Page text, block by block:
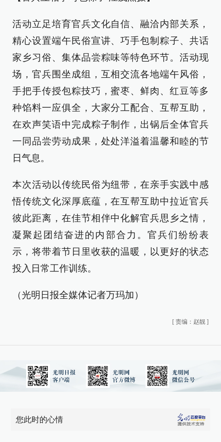
活动立足培育官兵文化自信、融洽内部关系，
精心设置端午民俗宣讲、巧手包制粽子、共话
家乡习俗、集体品尝粽味等特色环节。活动现
场，官兵围坐成组，互相交流各地端午风俗，
手把手传授包粽技巧，蜜枣、鲜肉、红豆等多
种馅料一应俱全，大家分工配合、互帮互助，
在欢声笑语中完成粽子制作，出锅后全体官兵
一同品尝劳动成果，处处洋溢着温馨和睦的节
日气息。
本次活动以传统民俗为纽带，在亲手实践中感
悟传统文化深厚底蕴，在互帮互助中拉近官兵
彼此距离，在佳节相伴中化解官兵思乡之情，
凝聚起团结奋进的内部合力。官兵们纷纷表
示，将带着节日里收获的温暖，以更好的状态
投入日常工作训练。
（光明日报全媒体记者万玛加）
[ 责编：赵靓 ]
您此时的心情